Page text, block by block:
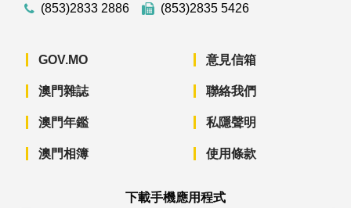
(853)2833 2886
(853)2835 5426
GOV.MO
澳門雜誌
澳門年鑑
澳門相簿
意見信箱
聯絡我們
私隱聲明
使用條款
下載手機應用程式